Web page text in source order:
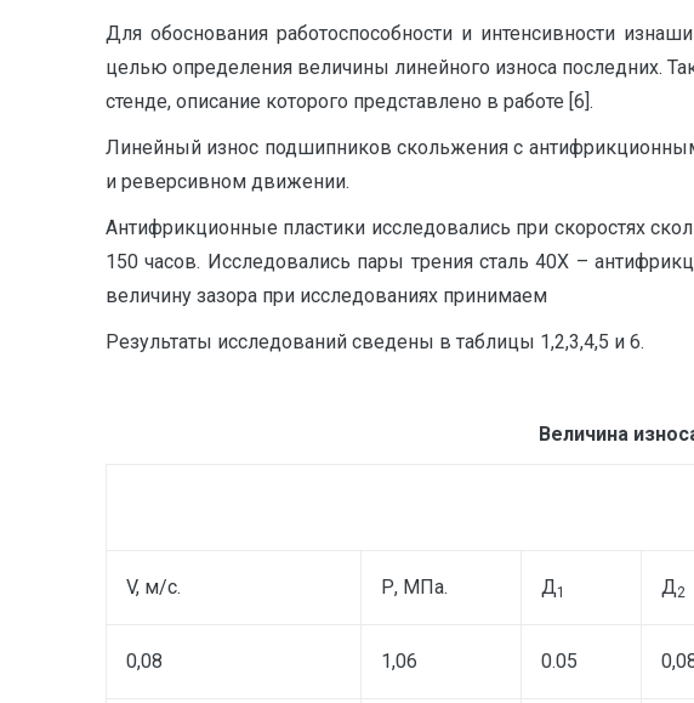
Для обоснования работоспособности и интенсивности
целью определения величины линейного износа последних.
стенде, описание которого представлено в работе [6].
Линейный износ подшипников скольжения с
и реверсивном движении.
Антифрикционные пластики исследовались при скоростях
150 часов. Исследовались пары трения сталь 40Х –
величину зазора при исследованиях принимаем
Результаты исследований сведены в таблицы 1,2,3,4,5 и 6.
Величина
V, м/с. Р, МПа. Д1 Д2
0,08 1,06 0.05